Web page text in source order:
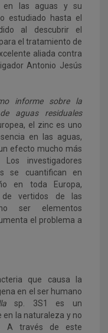
en las aguas y su
estudiado hasta el
al descubrir el
el tratamiento de
aliada contra
Antonio Jesús
informe sobre la
aguas residuales
el zinc es uno
en las aguas,
efecto mucho más
investigadores
se cuantifican en
en toda Europa,
de vertidos de las
ser elementos
el problema a
que causa la
en el ser humano
sp. 3S1 es un
la naturaleza y no
A través de este